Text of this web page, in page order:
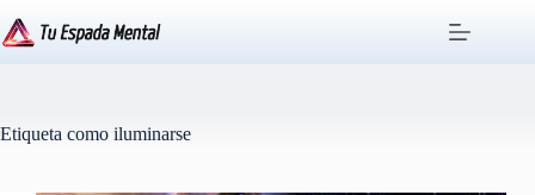
al
contenido
Etiqueta como iluminarse